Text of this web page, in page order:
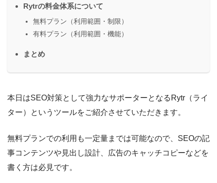
Rytrの料金体系について
無料プラン（利用範囲・制限）
有料プラン（利用範囲・機能）
まとめ
本日はSEO対策として強力なサポーターとなるRytr（ライ
ター）というツールをご紹介させていただきます。
無料プランでの利用も一定量までは可能なので、SEOの記
事コンテンツや見出し設計、広告のキャッチコピーなどを
書く方は必見です。